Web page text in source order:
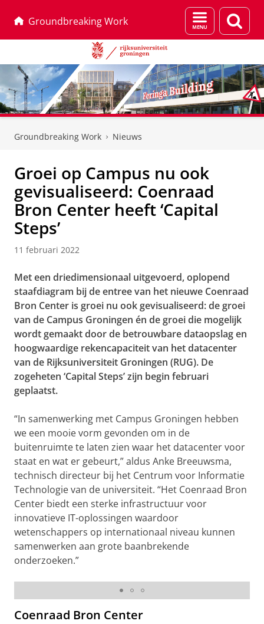
Groundbreaking Work
Menu
en
Groundbreaking Work Nieuws
Groei op Campus nu ook
gevisualiseerd: Coenraad
Bron Center heeft ‘Capital
Steps’
11 februari 2022
Met een driedimensionaal uitgevoerd, oplopend
staafdiagram bij de entree van het nieuwe Coenraad
Bron Center is groei nu ook gevisualiseerd: de groei
van de Campus Groningen én de groei die mogelijk
wordt gemaakt door de betrouwbare dataopslag en
hoogwaardige rekencapaciteit van het datacenter
van de Rijksuniversiteit Groningen (RUG). De
zogeheten ‘Capital Steps’ zijn begin februari
geplaatst.
“In samenwerking met Campus Groningen hebben
we een mooie vorm gevonden om in de
buitenruimte te laten zien waar het datacenter voor
staat en wat er gebeurt,” aldus Anke Breeuwsma,
technisch directeur bij het Centrum voor Informatie
Technologie van de universiteit. “Het Coenraad Bron
Center biedt een sterke infrastructuur voor
innovatieve IT-oplossingen waardoor
wetenschappers op internationaal niveau kunnen
samenwerken aan grote baanbrekende
onderzoeken.”
Coenraad Bron Center